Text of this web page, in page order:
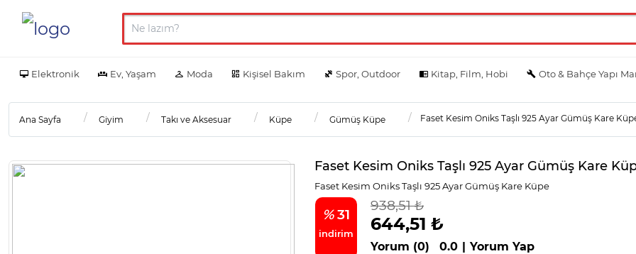
Elektronik Ev, Yaşam Moda Kişisel Bakım Spor, Outdoor Kitap, Film, Hobi Oto & Bahçe Yapı
Ana Sayfa Giyim Takı ve Aksesuar Küpe Gümüş Küpe Faset Kesim Oniks Taşlı 925 Ayar Gümüş Kare
Faset Kesim Oniks Taşlı 925 Ayar Gümüş Kare
Faset Kesim Oniks Taşlı 925 Ayar Gümüş Kare Küpe
%31
indirim
938,51 ₺
644,51 ₺
Yorum (0) 0.0 | Yorum Yap